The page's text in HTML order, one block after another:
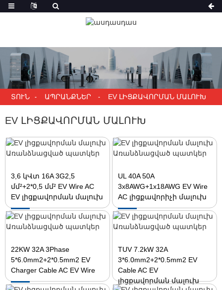
ՏՈՒՆ ԱՊՐԱՆՔՆԵՐ EV ԼԻՑՔԱՎՈՐՄԱՆ ՄԱԼՈՒԽ
EV ԼԻՑՔԱՎՈՐՄԱՆ ՄԱԼՈՒԽ
3,6 կՎտ 16A 3G2,5
մմ²+2*0,5 մմ² EV Wire AC
EV լիցքավորման մալուխ
UL 40A 50A
3x8AWG+1x18AWG EV Wire
AC լիցքավորիչի մալուխ
22KW 32A 3Phase
5*6.0mm2+2*0.5mm2 EV
Charger Cable AC EV Wire
TUV 7.2kW 32A
3*6.0mm2+2*0.5mm2 EV
Cable AC EV
լիցքավորման մալուխ